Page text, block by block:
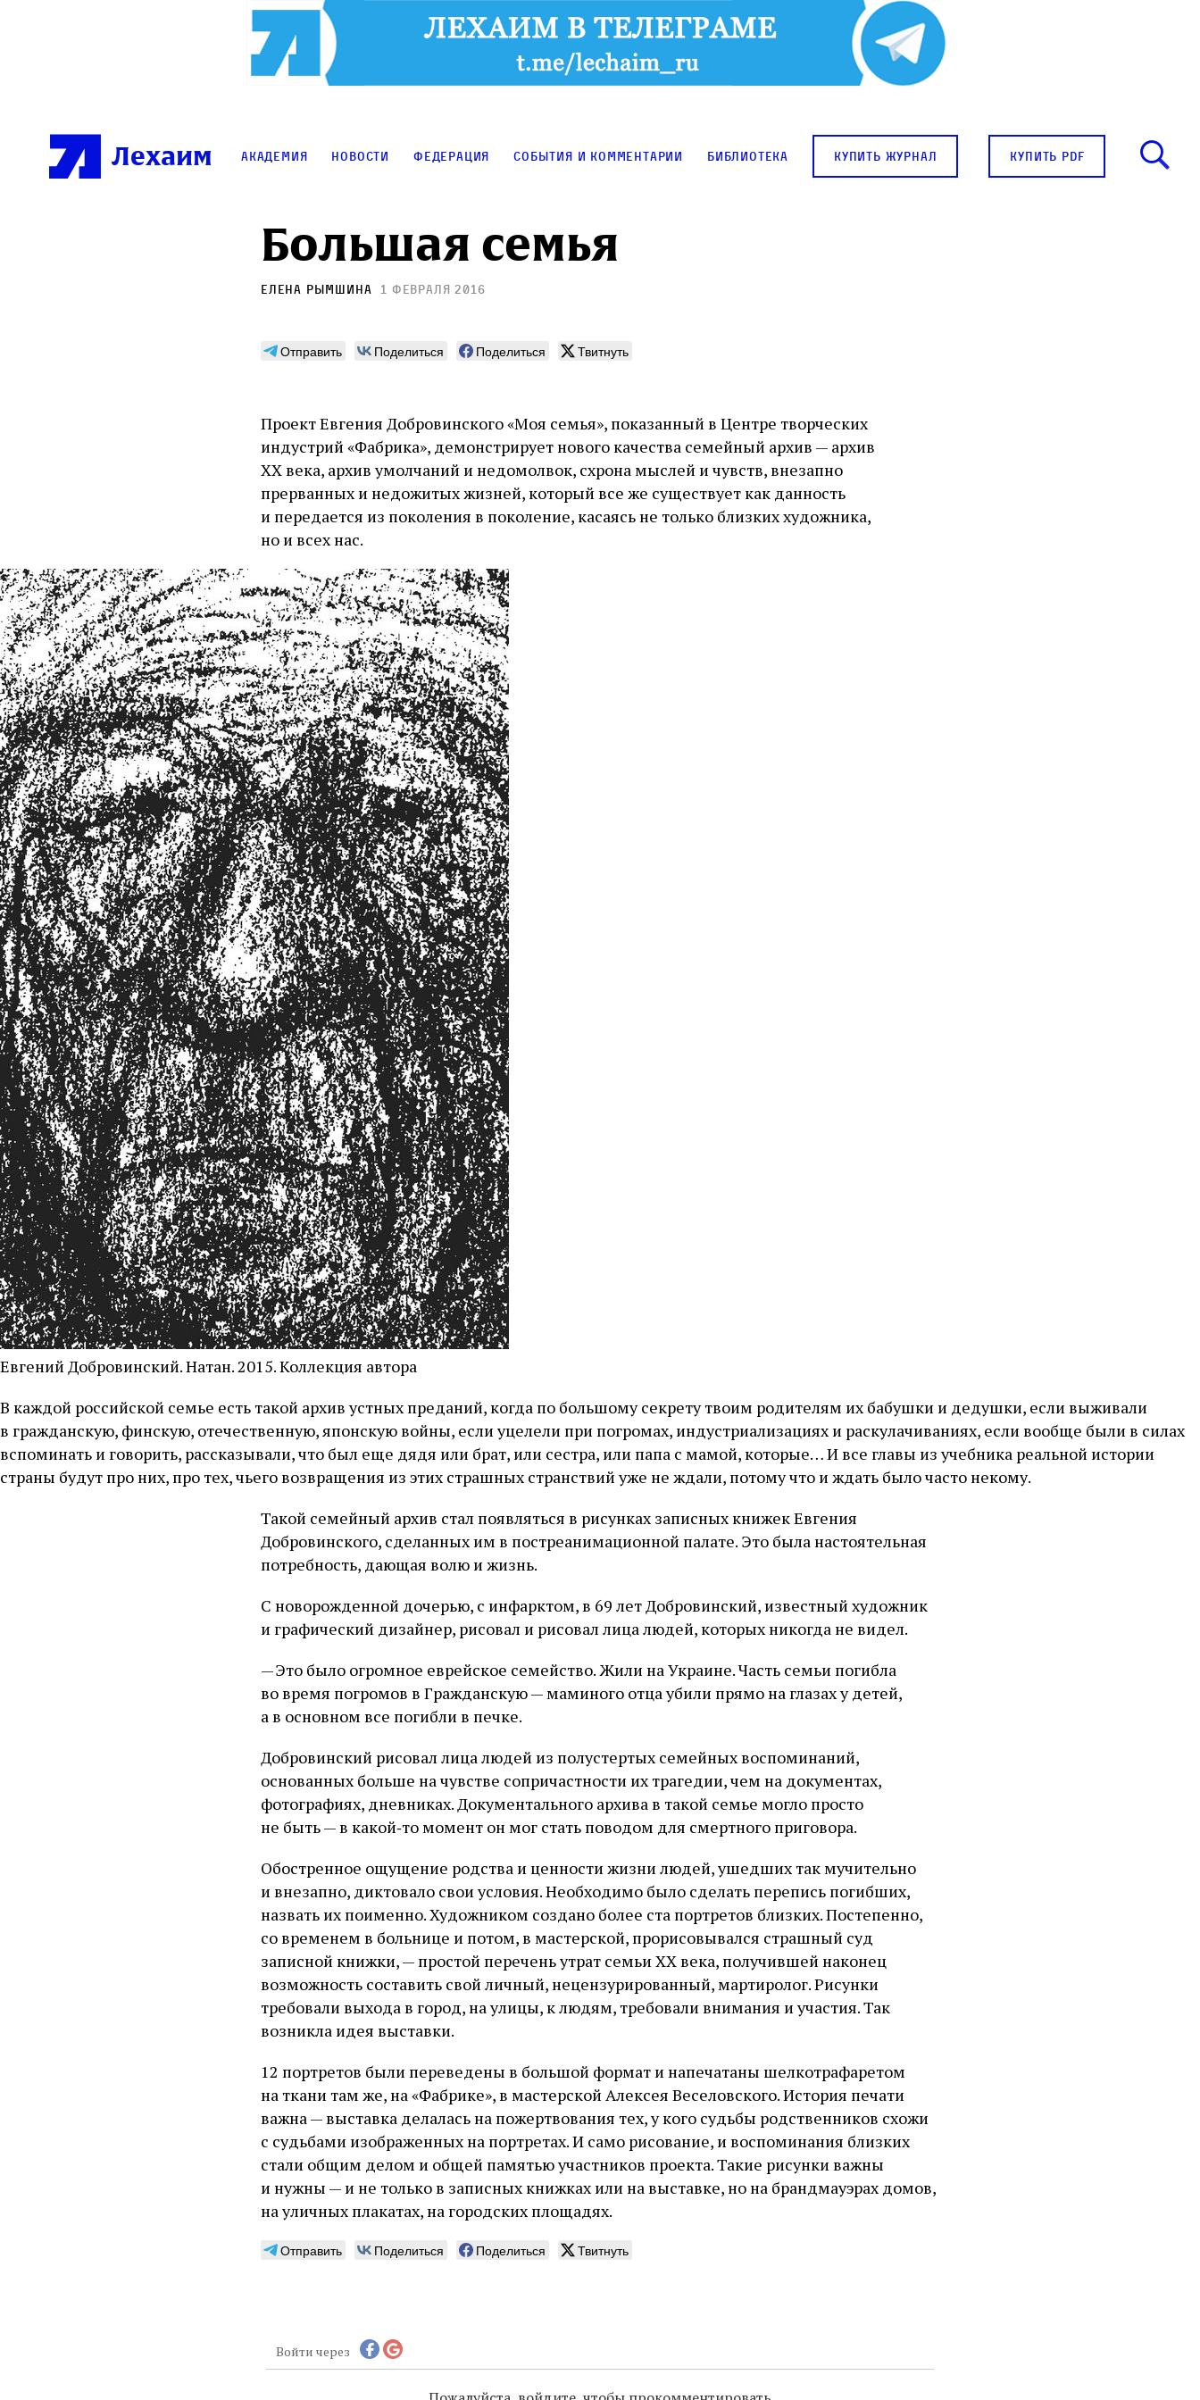
Лехаим Академия Новости Федерация События и комментарии Библиотека купить журнал купить pdf
Большая семья
Елена Рымшина 1 февраля 2016
Отправить Поделиться Поделиться Твитнуть
Проект Евгения Добровинского «Моя семья», показанный в Центре творческих
индустрий «Фабрика», демонстрирует нового качества семейный архив — архив
ХХ века, архив умолчаний и недомолвок, схрона мыслей и чувств, внезапно
прерванных и недожитых жизней, который все же существует как данность
и передается из поколения в поколение, касаясь не только близких художника,
но и всех нас.
Евгений Добровинский. Натан. 2015. Коллекция автора
В каждой российской семье есть такой архив устных преданий, когда по большому секрету твоим родителям их бабушки и дедушки, если выживали
в гражданскую, финскую, отечественную, японскую войны, если уцелели при погромах, индустриализациях и раскулачиваниях, если вообще были в силах
вспоминать и говорить, рассказывали, что был еще дядя или брат, или сестра, или папа с мамой, которые… И все главы из учебника реальной истории
страны будут про них, про тех, чьего возвращения из этих страшных странствий уже не ждали, потому что и ждать было часто некому.
Такой семейный архив стал появляться в рисунках записных книжек Евгения
Добровинского, сделанных им в постреанимационной палате. Это была настоятельная
потребность, дающая волю и жизнь.
С новорожденной дочерью, с инфарктом, в 69 лет Добровинский, известный художник
и графический дизайнер, рисовал и рисовал лица людей, которых никогда не видел.
— Это было огромное еврейское семейство. Жили на Украине. Часть семьи погибла
во время погромов в Гражданскую — маминого отца убили прямо на глазах у детей,
а в основном все погибли в печке.
Добровинский рисовал лица людей из полустертых семейных воспоминаний,
основанных больше на чувстве сопричастности их трагедии, чем на документах,
фотографиях, дневниках. Документального архива в такой семье могло просто
не быть — в какой‑то момент он мог стать поводом для смертного приговора.
Обостренное ощущение родства и ценности жизни людей, ушедших так мучительно
и внезапно, диктовало свои условия. Необходимо было сделать перепись погибших,
назвать их поименно. Художником создано более ста портретов близких. Постепенно,
со временем в больнице и потом, в мастерской, прорисовывался страшный суд
записной книжки, — простой перечень утрат семьи ХХ века, получившей наконец
возможность составить свой личный, нецензурированный, мартиролог. Рисунки
требовали выхода в город, на улицы, к людям, требовали внимания и участия. Так
возникла идея выставки.
12 портретов были переведены в большой формат и напечатаны шелкотрафаретом
на ткани там же, на «Фабрике», в мастерской Алексея Веселовского. История печати
важна — выставка делалась на пожертвования тех, у кого судьбы родственников схожи
с судьбами изображенных на портретах. И само рисование, и воспоминания близких
стали общим делом и общей памятью участников проекта. Такие рисунки важны
и нужны — и не только в записных книжках или на выставке, но на брандмауэрах домов,
на уличных плакатах, на городских площадях.
Отправить Поделиться Поделиться Твитнуть
Войти через